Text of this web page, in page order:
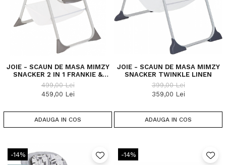
JOIE - SCAUN DE MASA MIMZY
SNACKER 2 IN 1 FRANKIE &
FRIENDS
499,00 Lei
459,00 Lei
ADAUGA IN COS
JOIE - SCAUN DE MASA MIMZY
SNACKER TWINKLE LINEN
399,00 Lei
359,00 Lei
ADAUGA IN COS
-14% -14%